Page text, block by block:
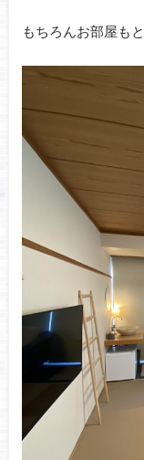
もちろんお部屋も